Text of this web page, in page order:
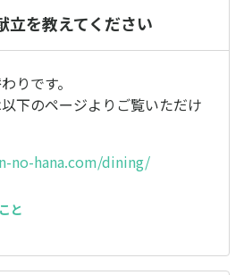
を教えてください
りです。
下のページよりご覧いただけ
no-hana.com/dining/
と